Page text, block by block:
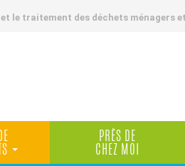
le traitement des déchets ménagers
PRÈS DE
CHEZ MOI